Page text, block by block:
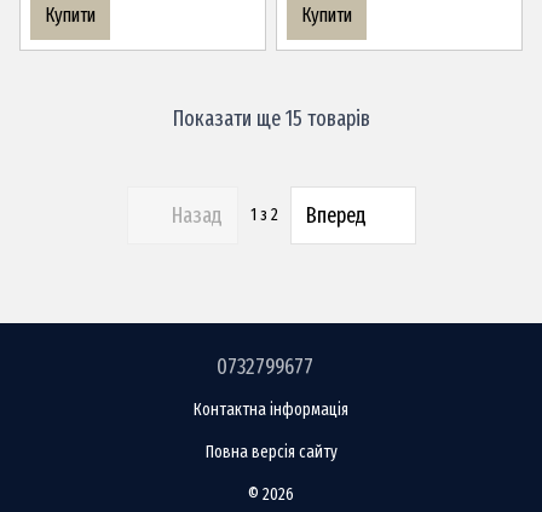
Купити Купити
Показати ще 15 товарів
Назад 1 з 2 Вперед
0732799677
Контактна інформація
Повна версія сайту
© 2026